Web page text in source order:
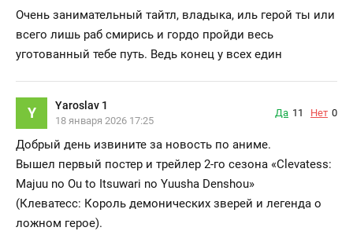
Очень занимательный тайтл, владыка, иль герой ты или
всего лишь раб смирись и гордо пройди весь
уготованный тебе путь. Ведь конец у всех един
Y Yaroslav 1
18 января 2026 17:25
Да 11 Нет 0
Добрый день извините за новость по аниме.
Вышел первый постер и трейлер 2-го сезона «Clevatess:
Majuu no Ou to Itsuwari no Yuusha Denshou»
(Клеватесс: Король демонических зверей и легенда о
ложном герое).